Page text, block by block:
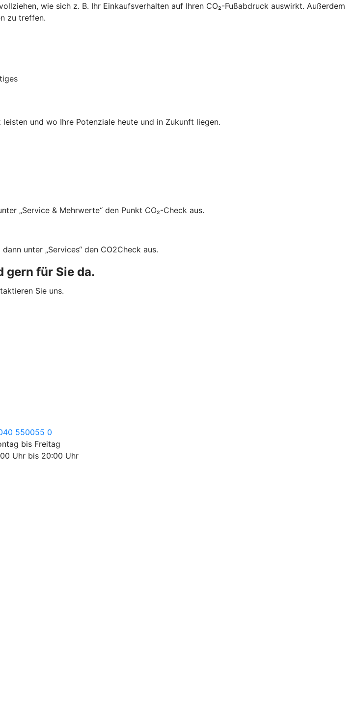
wie sich z. B. Ihr Einkaufsverhalten auf Ihren CO₂-Fußabdruck auswirkt. Außerdem
zu treffen.
und wo Ihre Potenziale heute und in Zukunft liegen.
„Service & Mehrwerte“ den Punkt CO₂-Check aus.
unter „Services“ den CO2Check aus.
gern für Sie da.
Sie uns.
550055 0
bis Freitag
Uhr bis 20:00 Uhr